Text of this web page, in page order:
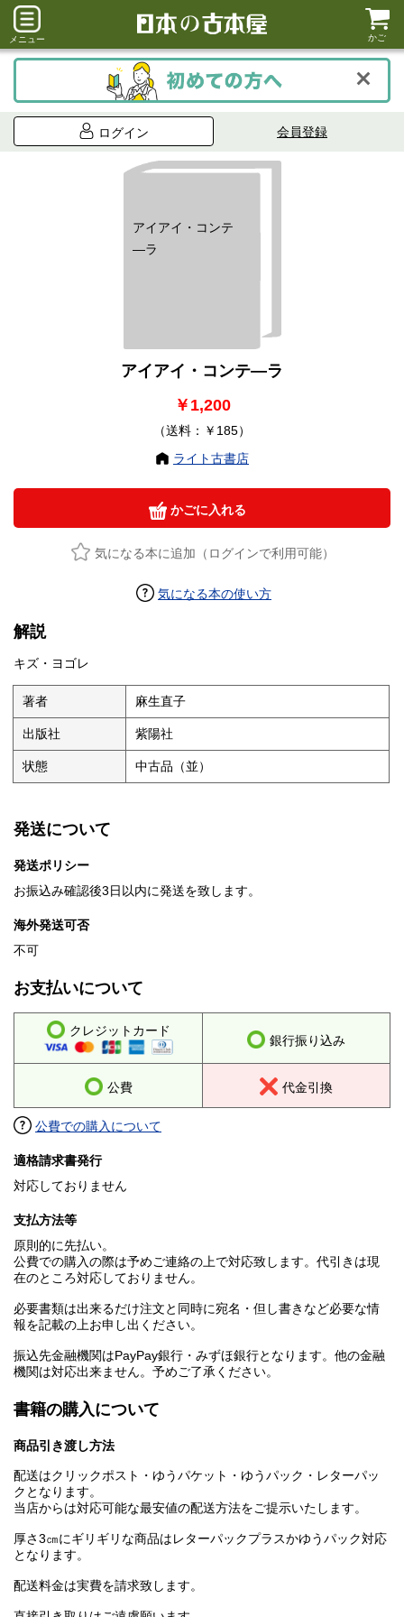
メニュー かご
ログイン 会員登録
アイアイ・コンテ
―ラ
アイアイ・コンテ―ラ
￥1,200
（送料：￥185）
ライト古書店
かごに入れる
気になる本に追加（ログインで利用可能）
気になる本の使い方
解説
キズ・ヨゴレ
著者 麻生直子
出版社 紫陽社
状態 中古品（並）
発送について
発送ポリシー
お振込み確認後3日以内に発送を致します。
海外発送可否
不可
お支払いについて
クレジットカード
銀行振り込み
公費 代金引換
公費での購入について
適格請求書発行
対応しておりません
支払方法等
原則的に先払い。
公費での購入の際は予めご連絡の上で対応致します。代引きは現
在のところ対応しておりません。
必要書類は出来るだけ注文と同時に宛名・但し書きなど必要な情
報を記載の上お申し出ください。
振込先金融機関はPayPay銀行・みずほ銀行となります。他の金融
機関は対応出来ません。予めご了承ください。
書籍の購入について
商品引き渡し方法
配送はクリックポスト・ゆうパケット・ゆうパック・レターパッ
クとなります。
当店からは対応可能な最安値の配送方法をご提示いたします。
厚さ3㎝にギリギリな商品はレターパックプラスかゆうパック対応
となります。
配送料金は実費を請求致します。